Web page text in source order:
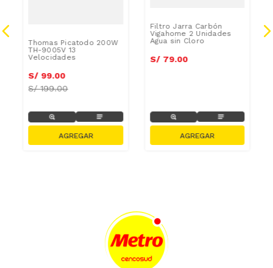
Thomas Picatodo 200W
TH-9005V 13
Velocidades
S/ 99.00
S/199.00
Filtro Jarra Carbón
Vigahome 2 Unidades
Agua sin Cloro
S/ 79.00